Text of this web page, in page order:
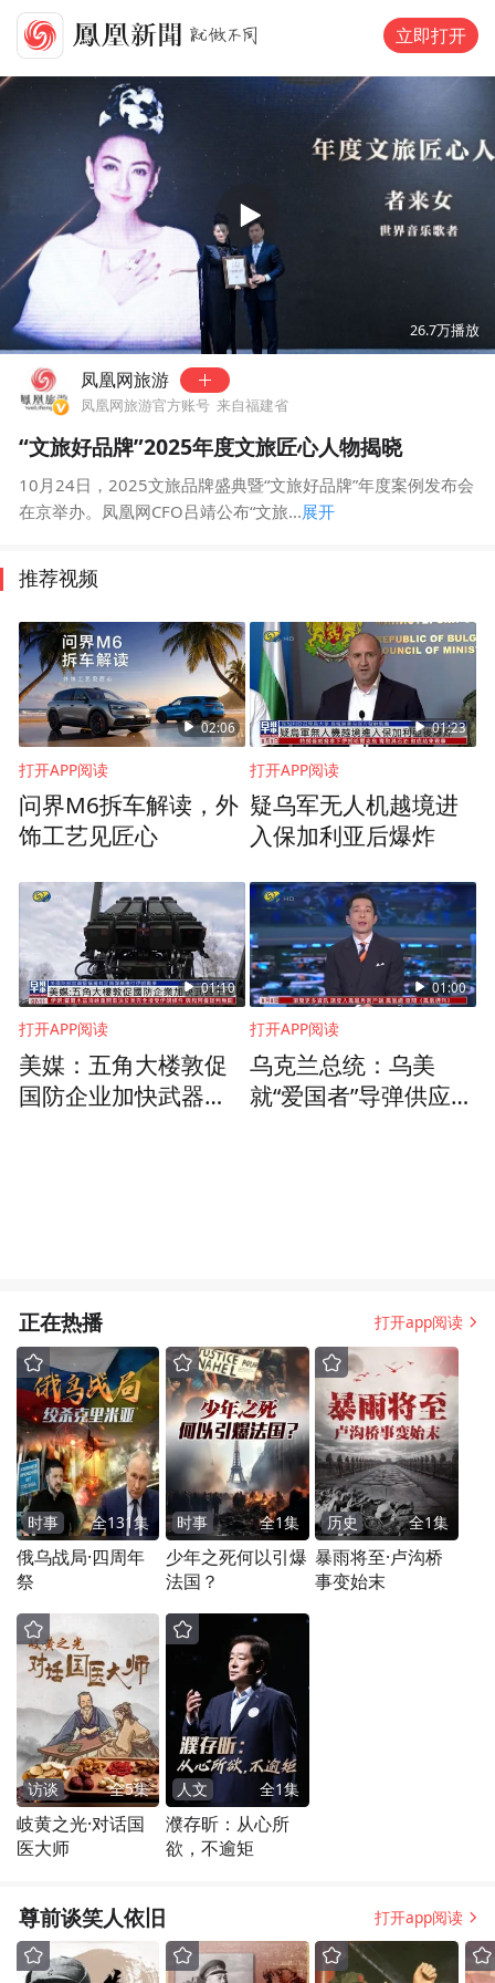
立即打开
00:00 05:56
26.7万播放
凤凰网旅游
凤凰网旅游官方账号 来自福建省
“文旅好品牌”2025年度文旅匠心人物揭晓
10月24日，2025文旅品牌盛典暨“文旅好品牌”年度案例发布会
在京举办。凤凰网CFO吕靖公布“文旅...展开
推荐视频
02:06
打开APP阅读
问界M6拆车解读，外
饰工艺见匠心
01:23
打开APP阅读
疑乌军无人机越境进
入保加利亚后爆炸
01:10
打开APP阅读
美媒：五角大楼敦促
国防企业加快武器生
01:00
打开APP阅读
乌克兰总统：乌美
就“爱国者”导弹供应达
正在热播 打开app阅读
时事 全131集
俄乌战局·四周年
祭
时事 全1集
少年之死何以引爆
法国？
历史 全1集
暴雨将至·卢沟桥
事变始末
访谈 全5集
岐黄之光·对话国
医大师
人文 全1集
濮存昕：从心所
欲，不逾矩
尊前谈笑人依旧 打开app阅读